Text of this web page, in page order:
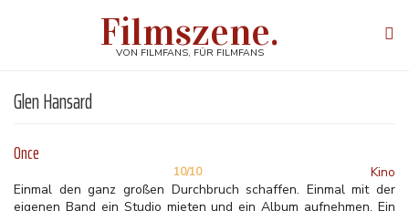
Filmszene.
VON FILMFANS, FÜR FILMFANS
Glen Hansard
Once
10/10
Kino
Einmal den ganz großen Durchbruch schaffen. Einmal mit der
eigenen Band ein Studio mieten und ein Album aufnehmen. Ein